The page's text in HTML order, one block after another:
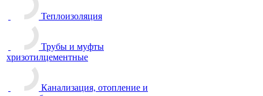
Теплоизоляция
Трубы и муфты
хризотилцементные
Канализация, отопление и